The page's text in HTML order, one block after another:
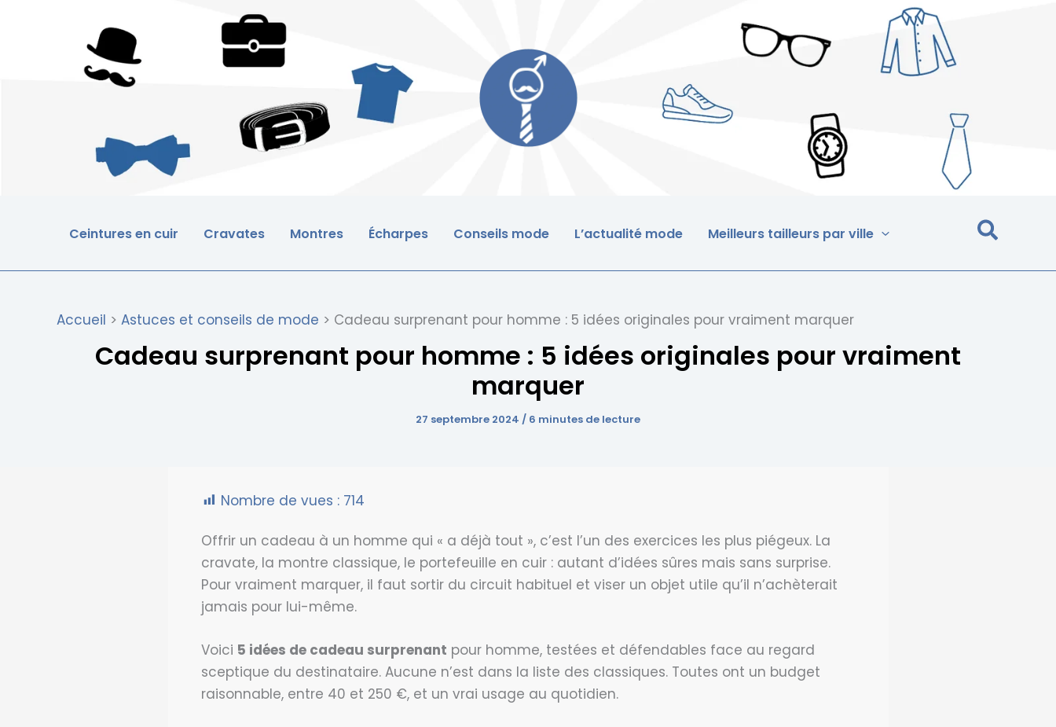
Ceintures en cuir Cravates Montres Écharpes Conseils mode L’actualité mode Meilleurs tailleurs par ville
Accueil Astuces et conseils de mode Cadeau surprenant pour homme : 5 idées originales pour vraiment marquer
Cadeau surprenant pour homme : 5 idées originales pour vraiment
marquer
27 septembre 2024 / 6 minutes de lecture
Nombre de vues : 714
Offrir un cadeau à un homme qui « a déjà tout », c’est l’un des exercices les plus piégeux. La
cravate, la montre classique, le portefeuille en cuir : autant d’idées sûres mais sans surprise.
Pour vraiment marquer, il faut sortir du circuit habituel et viser un objet utile qu’il n’achèterait
jamais pour lui-même.
Voici 5 idées de cadeau surprenant pour homme, testées et défendables face au regard
sceptique du destinataire. Aucune n’est dans la liste des classiques. Toutes ont un budget
raisonnable, entre 40 et 250 €, et un vrai usage au quotidien.